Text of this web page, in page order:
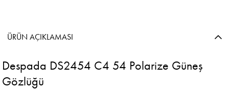
ÜRÜN AÇIKLAMASI
Despada DS2454 C4 54 Polarize Güneş
Gözlüğü